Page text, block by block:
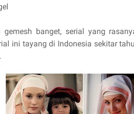
gemesh banget, serial yang
ini tayang di Indonesia sekitar